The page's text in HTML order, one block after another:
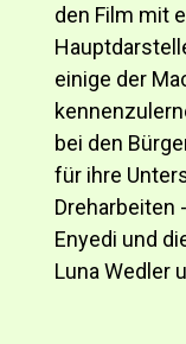
den Film mit
einige der
bei den
für ihre
Dreharbeiten
Enyedi und
Luna Wedler